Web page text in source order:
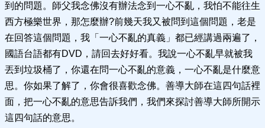
到的問題。師父我念佛沒有辦法念到一心不亂，我怕不能往生
西方極樂世界，那怎麼辦?前幾天我又被問到這個問題，老是
在回答這個問題，我「一心不亂的真義」都已經講過兩遍了，
國語台語都有DVD，請回去好好看。我說一心不亂早就被我
丟到垃圾桶了，你還在問一心不亂的意義，一心不亂是什麼意
思。你如果了解了，你會很喜歡念佛。善導大師在這四句話裡
面，把一心不亂的意思告訴我們，我們來探討善導大師所開示
這四句話的意思。